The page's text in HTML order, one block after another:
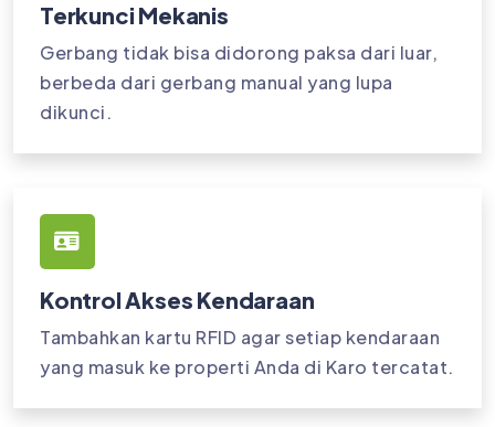
Terkunci Mekanis
Gerbang tidak bisa didorong paksa dari luar,
berbeda dari gerbang manual yang lupa
dikunci.
Kontrol Akses Kendaraan
Tambahkan kartu RFID agar setiap kendaraan
yang masuk ke properti Anda di Karo tercatat.